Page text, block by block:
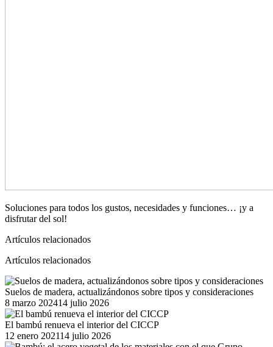
Soluciones para todos los gustos, necesidades y funciones… ¡y a
disfrutar del sol!
Artículos relacionados
Artículos relacionados
Suelos de madera, actualizándonos sobre tipos y consideraciones
Posted
on
8 marzo 202414 julio 2026
El bambú renueva el interior del CICCP
Posted
12 enero 202114 julio 2026